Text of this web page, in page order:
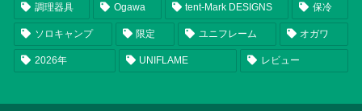
調理器具 Ogawa tent-Mark DESIGNS 保冷
ソロキャンプ 限定 ユニフレーム オガワ
2026年 UNIFLAME レビュー